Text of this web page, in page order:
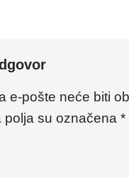
e-pošte neće biti
polja su označena *